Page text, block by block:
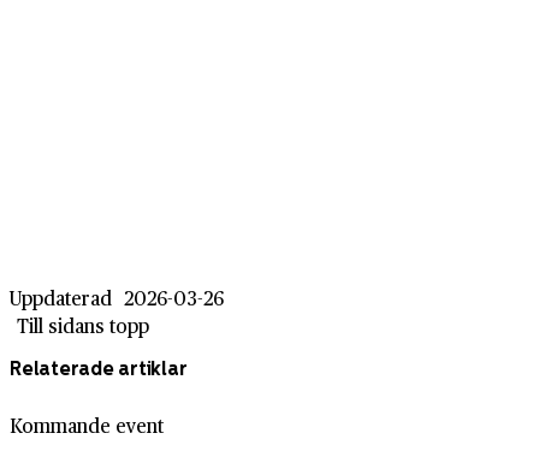
Uppdaterad 2026-03-26
Till sidans topp
Relaterade artiklar
Kommande event